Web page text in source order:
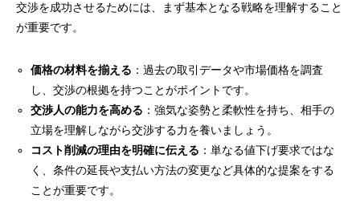
交渉を成功させるためには、まず基本となる戦略を理解すること
が重要です。
価格の材料を揃える ：過去の取引データや市場価格を調査
し、交渉の根拠を持つことがポイントです。
交渉人の能力を高める ：強気な姿勢と柔軟性を持ち、相手の
立場を理解しながら交渉する力を養いましょう。
コスト削減の理由を明確に伝える ：単なる値下げ要求ではな
く、条件の延長や支払い方法の変更など具体的な提案をする
ことが重要です。